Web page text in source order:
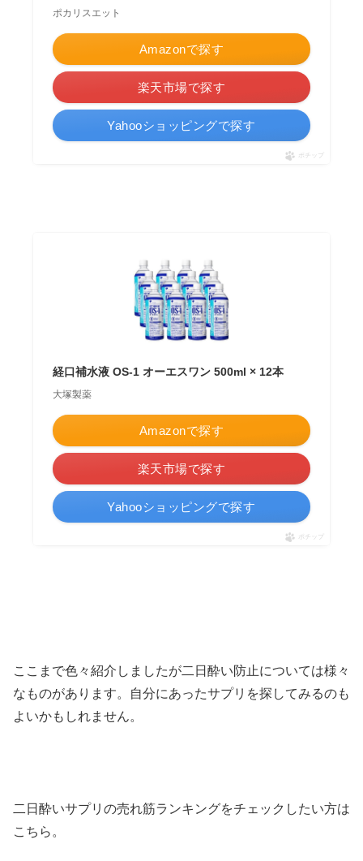
ポカリスエット
Amazonで探す
楽天市場で探す
Yahooショッピングで探す
ポチップ
経口補水液 OS-1 オーエスワン 500ml × 12本
大塚製薬
Amazonで探す
楽天市場で探す
Yahooショッピングで探す
ポチップ
ここまで色々紹介しましたが二日酔い防止については様々
なものがあります。自分にあったサプリを探してみるのも
よいかもしれません。
二日酔いサプリの売れ筋ランキングをチェックしたい方は
こちら。